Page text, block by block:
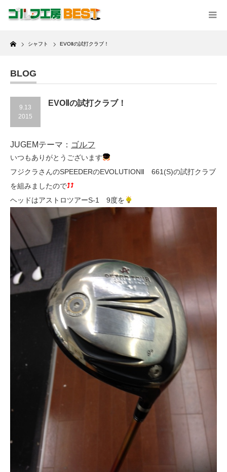
Home
シャフト EVOⅡの試打クラブ！
BLOG
9.13
2015
EVOⅡの試打クラブ！
JUGEMテーマ： ゴルフ
いつもありがとうございます
フジクラさんのSPEEDERのEVOLUTIONⅡ 661(S)の試打クラブ
を組みましたので
ヘッドはアストロツアーS-1 9度を